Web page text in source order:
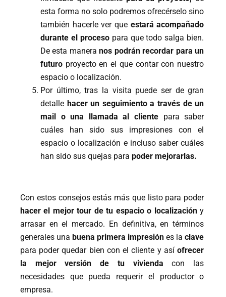
esta forma no solo podremos ofrecérselo sino
también hacerle ver que estará acompañado
durante el procesopara que todo salga bien.
De esta maneranos podrán recordar para un
futuro proyecto en el que contar con nuestro
espacio o localización.
Por último, tras la visita puede ser de gran
detalle hacer un seguimiento a través de un
mail o una llamada al cliente para saber
cuáles han sido sus impresiones con el
espacio o localización e incluso saber cuáles
han sido sus quejas para poder mejorarlas.
Con estos consejos estás más que listo para poder
hacer el mejor tour de tu espacio o localizacióny
arrasar en el mercado. En definitiva, en términos
generales unabuena primera impresión es laclave
para poder quedar bien con el cliente y asíofrecer
la mejor versión de tu vivienda con las
necesidades que pueda requerir el productor o
empresa.